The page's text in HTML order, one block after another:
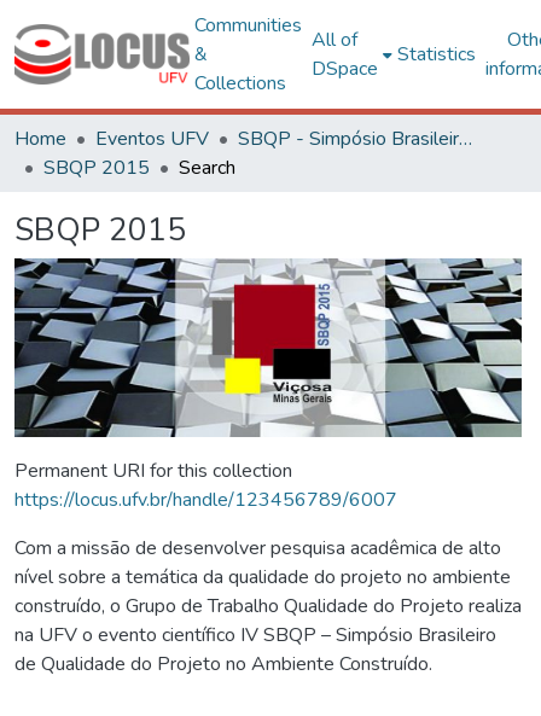
Communities
&
Collections
All of
DSpace
Statistics
Home Eventos UFV
SBQP - Simpósio Brasileiro de Qualidade do Projeto no Ambiente Construído
SBQP 2015
Search
SBQP 2015
Permanent URI for this collection
https://locus.ufv.br/handle/123456789/6007
Com a missão de desenvolver pesquisa acadêmica de alto
nível sobre a temática da qualidade do projeto no ambiente
construído, o Grupo de Trabalho Qualidade do Projeto realiza
na UFV o evento científico IV SBQP – Simpósio Brasileiro
de Qualidade do Projeto no Ambiente Construído.